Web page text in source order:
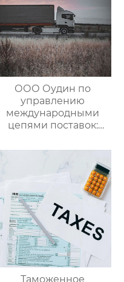
ООО Оудин по
управлению
международными
цепями поставок:
трансграничной
логистики Китай-
Россия/Китай-
Казахстан,
предлагающий
множество
эффективных
способов доставки
для удовлетворения
различных
Таможенное